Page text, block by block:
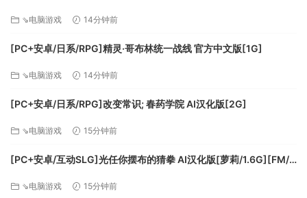
⇘电脑游戏 14分钟前
[PC+安卓/日系/RPG]精灵·哥布林统一战线 官方中文版[1G]
⇘电脑游戏 14分钟前
[PC+安卓/日系/RPG]改变常识; 春药学院 AI汉化版[2G]
⇘电脑游戏 15分钟前
[PC+安卓/互动SLG]光任你摆布的猜拳 AI汉化版[萝莉/1.6G][FM/
⇘电脑游戏 15分钟前